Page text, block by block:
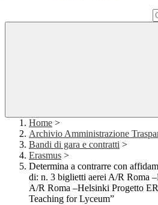
Home >
Archivio Amministrazione
Bandi di gara e contratti >
Erasmus >
Determina a contrarre con
di: n. 3 biglietti aerei A/R Roma
A/R Roma –Helsinki Progetto
Teaching for Lyceum”